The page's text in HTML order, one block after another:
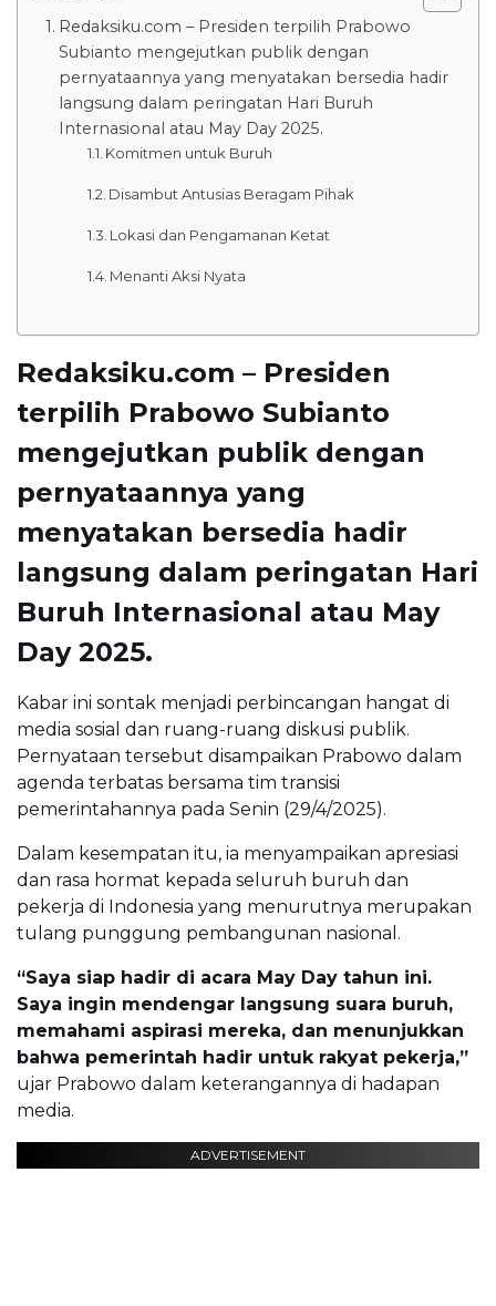
Redaksiku.com – Presiden terpilih Prabowo
Subianto mengejutkan publik dengan
pernyataannya yang menyatakan bersedia hadir
langsung dalam peringatan Hari Buruh
Internasional atau May Day 2025.
Komitmen untuk Buruh
Disambut Antusias Beragam Pihak
Lokasi dan Pengamanan Ketat
Menanti Aksi Nyata
Redaksiku.com – Presiden
terpilih Prabowo Subianto
mengejutkan publik dengan
pernyataannya yang
menyatakan bersedia hadir
langsung dalam peringatan Hari
Buruh Internasional atau May
Day 2025.
Kabar ini sontak menjadi perbincangan hangat di
media sosial dan ruang-ruang diskusi publik.
Pernyataan tersebut disampaikan Prabowo dalam
agenda terbatas bersama tim transisi
pemerintahannya pada Senin (29/4/2025).
Dalam kesempatan itu, ia menyampaikan apresiasi
dan rasa hormat kepada seluruh buruh dan
pekerja di Indonesia yang menurutnya merupakan
tulang punggung pembangunan nasional.
“Saya siap hadir di acara May Day tahun ini.
Saya ingin mendengar langsung suara buruh,
memahami aspirasi mereka, dan menunjukkan
bahwa pemerintah hadir untuk rakyat pekerja,”
ujar Prabowo dalam keterangannya di hadapan
media.
ADVERTISEMENT